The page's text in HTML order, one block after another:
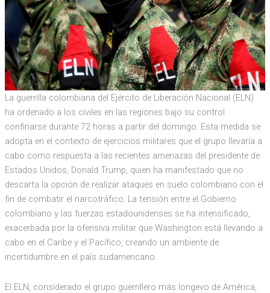
La guerrilla colombiana del Ejército de Liberación Nacional (ELN)
ha ordenado a los civiles en las regiones bajo su control
confinarse durante 72 horas a partir del domingo. Esta medida se
adopta en el contexto de ejercicios militares que el grupo llevaría a
cabo como respuesta a las recientes amenazas del presidente de
Estados Unidos, Donald Trump, quien ha manifestado que no
descarta la opción de realizar ataques en suelo colombiano con el
fin de combatir el narcotráfico. La tensión entre el Gobierno
colombiano y las fuerzas estadounidenses se ha intensificado,
exacerbada por la ofensiva militar que Washington está llevando a
cabo en el Caribe y el Pacífico, creando un ambiente de
incertidumbre en el país sudamericano.
El ELN, considerado el grupo guerrillero más longevo de América,